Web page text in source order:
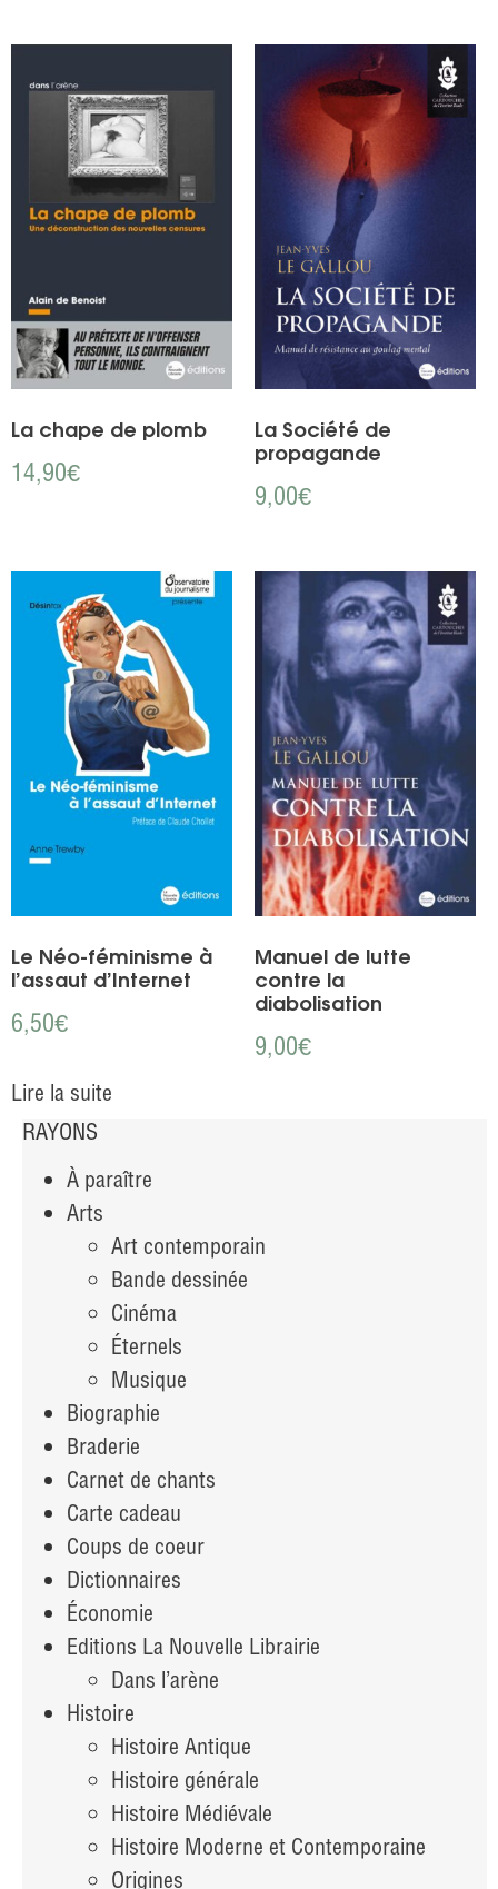
La chape de plomb
14,90€
La Société de
propagande
9,00€
Le Néo-féminisme à
l’assaut d’Internet
6,50€
Lire la suite
Manuel de lutte
contre la
diabolisation
9,00€
RAYONS
À paraître
Arts
Art contemporain
Bande dessinée
Cinéma
Éternels
Musique
Biographie
Braderie
Carnet de chants
Carte cadeau
Coups de coeur
Dictionnaires
Économie
Editions La Nouvelle Librairie
Dans l’arène
Histoire
Histoire Antique
Histoire générale
Histoire Médiévale
Histoire Moderne et Contemporaine
Origines